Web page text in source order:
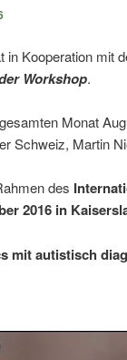
in Kooperation mit
Workshop.
Monat
Schweiz, Martin
des
2016 in
mit autistisch